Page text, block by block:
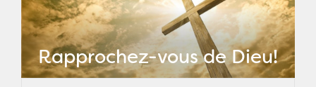
Rapprochez-vous de Dieu!